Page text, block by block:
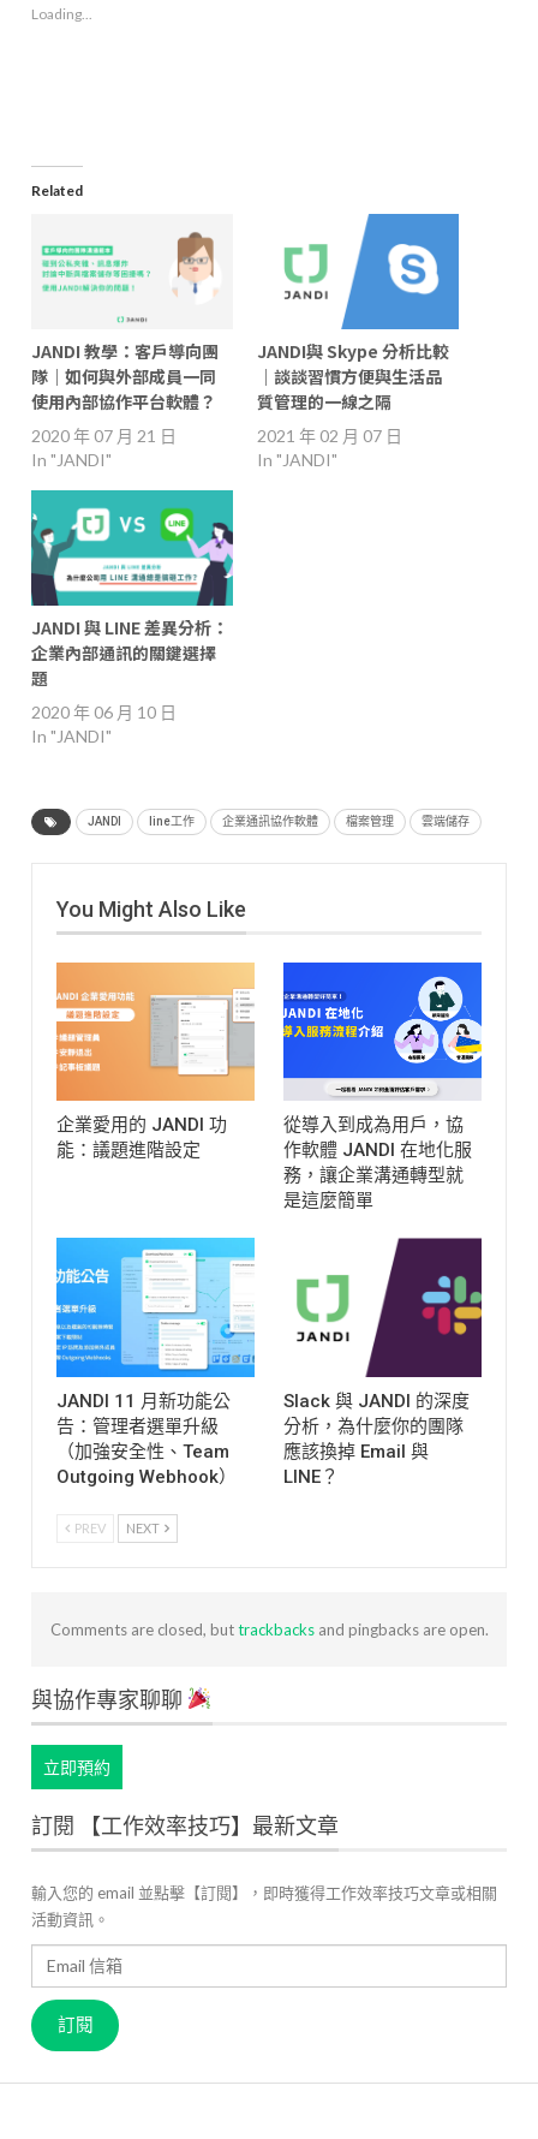
window)
Loading...
Related
JANDI 教學：客戶導向團
隊｜如何與外部成員一同
使用內部協作平台軟體？
2020 年 07 月 21 日
In "JANDI"
JANDI與 Skype 分析比較
｜談談習慣方便與生活品
質管理的一線之隔
2021 年 02 月 07 日
In "JANDI"
JANDI 與 LINE 差異分析：
企業內部通訊的關鍵選擇
題
2020 年 06 月 10 日
In "JANDI"
JANDI line工作 企業通訊協作軟體 檔案管理 雲端儲存
You Might Also Like
企業愛用的 JANDI 功
能：議題進階設定
從導入到成為用戶，協
作軟體 JANDI 在地化服
務，讓企業溝通轉型就
是這麼簡單
JANDI 11 月新功能公
告：管理者選單升級
（加強安全性、Team
Outgoing Webhook）
Slack 與 JANDI 的深度
分析，為什麼你的團隊
應該換掉 Email 與
LINE？
PREV NEXT
Comments are closed, buttrackbacksand pingbacks are open.
與協作專家聊聊
立即預約
訂閱 【工作效率技巧】最新文章
輸入您的 email 並點擊【訂閱】，即時獲得工作效率技巧文章或相關
活動資訊。
Email
信
箱
訂閱